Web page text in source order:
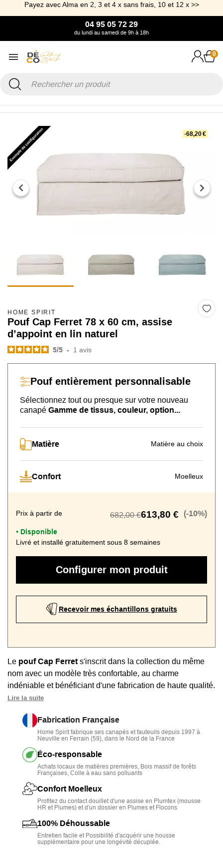
Payez avec Alma en 2, 3 et 4 x sans frais, 10 et 12 x >>
04 95 05 72 29
du lundi au samedi de 9h à 18h
0
-68,20 €
HOME SPIRIT
Pouf Cap Ferret 78 x 60 cm, assise
d’appoint en lin naturel
5/5 - 1 avis
Pouf entièrement personnalisable
Sélectionnez tout ou presque sur votre nouveau
canapé Gamme de tissus, couleur, option...
Matière Matière au choix
Confort Moelleux
Prix à partir de 682,00 €613,80 € (-10%)
• Disponible
Livré et installé gratuitement sous 8 semaines
Configurer mon produit
Recevoir mes échantillons gratuits
Le pouf Cap Ferrets'inscrit dans la collection du même
nom avec un modèle très confortable, au charme
indéniable et bénéficiant d'une fabrication de haute qualité.
Unconfort douillet
mousse HR 35 kg/m3 et des plumes moelleuses. Aussi,
des ressorts Nosags qui ne se déforment pas.
élégance intemporelle
moderne, naturel et chic avec sa finition loose, son tissu en
lin ou velours et sa couture bord à bord.
pouf unique: vous personnalisez le tissu, la couleur et
la finition.
Unefabrication Française écologique
canapé est réalisé à Neuville en Ferrain, dans le Nord de
la France, parHome Spirit.
Lire la suite
Fabrication Française
Home Spirit fabrique ses canapés et fauteuils depuis 1997 à
Neuville en Ferrain (59), dans le Nord de la France
Éco-responsable
Achats locaux de matières premières, Bois massif de forêts
Françaises, Colle à eau sans polluants
Confort Moelleux
Profitez du contact douillet d'une assise en Plumtex (mousse
HR et Plumes) et d'un dossier en Plumes et Flocons
100% Déhoussable
Entretien facile et Possibilité d'acquérir une housse
supplémentaire pour une longévité décuplée.